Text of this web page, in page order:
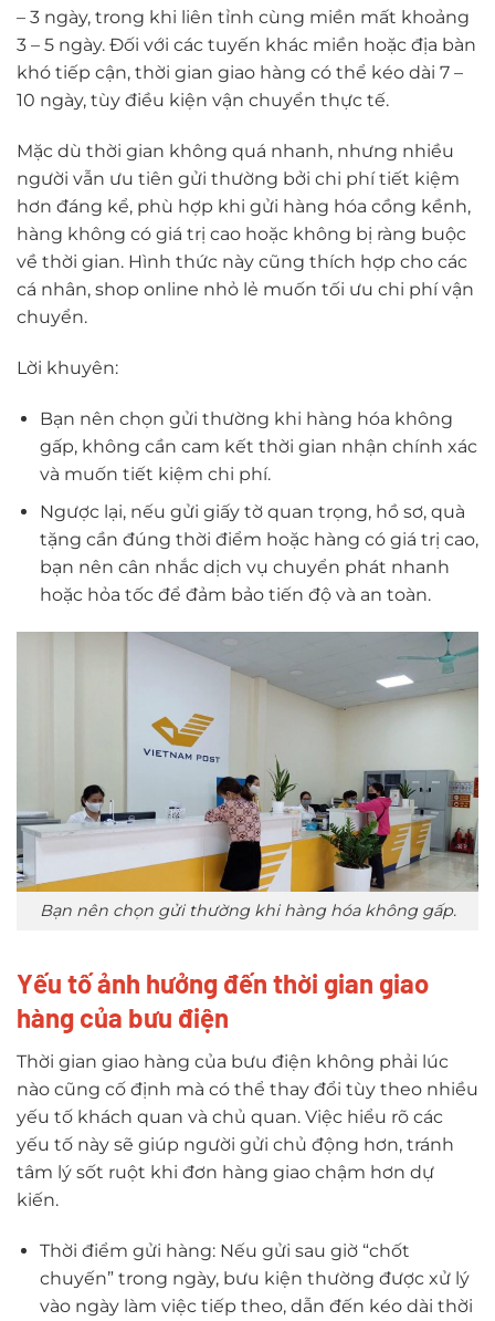
– 3 ngày, trong khi liên tỉnh cùng miền mất khoảng
3 – 5 ngày. Đối với các tuyến khác miền hoặc địa bàn
khó tiếp cận, thời gian giao hàng có thể kéo dài 7 –
10 ngày, tùy điều kiện vận chuyển thực tế.
Mặc dù thời gian không quá nhanh, nhưng nhiều
người vẫn ưu tiên gửi thường bởi chi phí tiết kiệm
hơn đáng kể, phù hợp khi gửi hàng hóa cồng kềnh,
hàng không có giá trị cao hoặc không bị ràng buộc
về thời gian. Hình thức này cũng thích hợp cho các
cá nhân, shop online nhỏ lẻ muốn tối ưu chi phí vận
chuyển.
Lời khuyên:
Bạn nên chọn gửi thường khi hàng hóa không
gấp, không cần cam kết thời gian nhận chính xác
và muốn tiết kiệm chi phí.
Ngược lại, nếu gửi giấy tờ quan trọng, hồ sơ, quà
tặng cần đúng thời điểm hoặc hàng có giá trị cao,
bạn nên cân nhắc dịch vụ chuyển phát nhanh
hoặc hỏa tốc để đảm bảo tiến độ và an toàn.
Bạn nên chọn gửi thường khi hàng hóa không gấp.
Yếu tố ảnh hưởng đến thời gian giao
hàng của bưu điện
Thời gian giao hàng của bưu điện không phải lúc
nào cũng cố định mà có thể thay đổi tùy theo nhiều
yếu tố khách quan và chủ quan. Việc hiểu rõ các
yếu tố này sẽ giúp người gửi chủ động hơn, tránh
tâm lý sốt ruột khi đơn hàng giao chậm hơn dự
kiến.
Thời điểm gửi hàng: Nếu gửi sau giờ “chốt
chuyến” trong ngày, bưu kiện thường được xử lý
vào ngày làm việc tiếp theo, dẫn đến kéo dài thời